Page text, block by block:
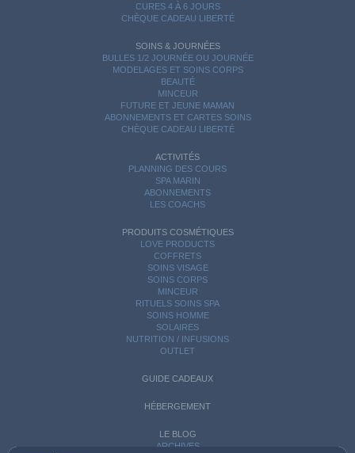
CURES 4 À 6 JOURS
CHÈQUE CADEAU LIBERTÉ
SOINS & JOURNÉES
BULLES 1/2 JOURNÉE OU JOURNÉE
MODELAGES ET SOINS CORPS
BEAUTÉ
MINCEUR
FUTURE ET JEUNE MAMAN
ABONNEMENTS ET CARTES SOINS
CHÈQUE CADEAU LIBERTÉ
ACTIVITÉS
PLANNING DES COURS
SPA MARIN
ABONNEMENTS
LES COACHS
PRODUITS COSMÉTIQUES
LOVE PRODUCTS
COFFRETS
SOINS VISAGE
SOINS CORPS
MINCEUR
RITUELS SOINS SPA
SOINS HOMME
SOLAIRES
NUTRITION / INFUSIONS
OUTLET
GUIDE CADEAUX
HÉBERGEMENT
LE BLOG
ARCHIVES